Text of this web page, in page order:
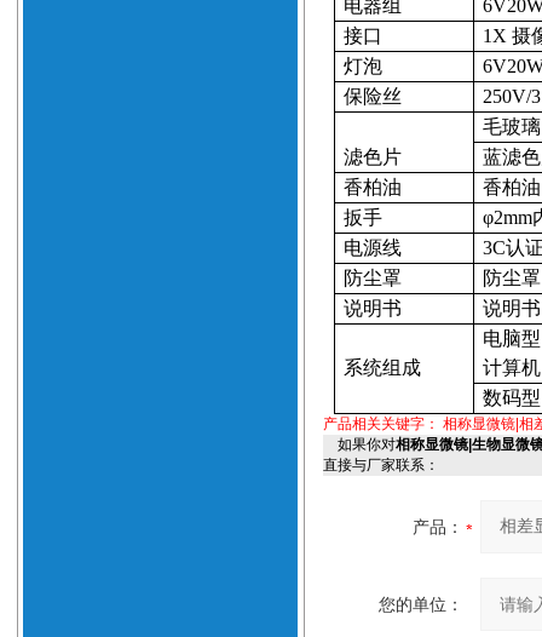
电器组
接口
1X摄
灯泡
保险丝
250V/
滤色片
毛玻璃
蓝滤
香柏油
香柏油
扳手
φ2mm
电源线
3C认
防尘罩
防尘罩
说明书
说明书
系统组成
电脑型
计算机
数码
产品相关关键字： 相称显微镜|相
如果你对相称显微镜|生物显微
直接与厂家联系：
产品：
您的单位：